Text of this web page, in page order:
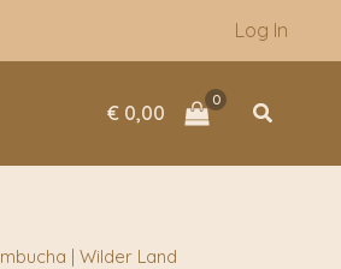
Log In
€ 0,00 Zoeken
| Wilder Land